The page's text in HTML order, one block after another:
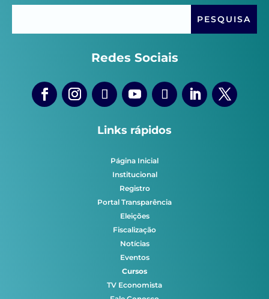
Redes Sociais
Links rápidos
Página Inicial
Institucional
Registro
Portal Transparência
Eleições
Fiscalização
Notícias
Eventos
Cursos
TV Economista